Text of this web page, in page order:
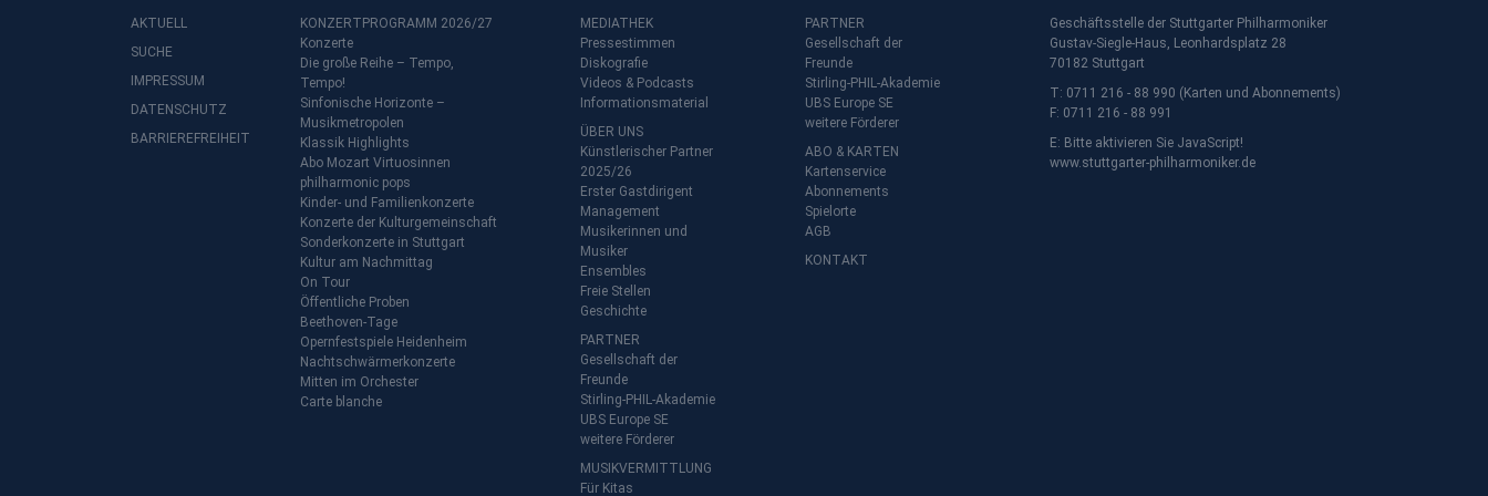
AKTUELL
SUCHE
IMPRESSUM
DATENSCHUTZ
BARRIEREFREIHEIT
KONZERTPROGRAMM 2026/27
Konzerte
Die große Reihe – Tempo,
Tempo!
Sinfonische Horizonte –
Musikmetropolen
Klassik Highlights
Abo Mozart Virtuosinnen
philharmonic pops
Kinder- und Familienkonzerte
Konzerte der Kulturgemeinschaft
Sonderkonzerte in Stuttgart
Kultur am Nachmittag
On Tour
Öffentliche Proben
Beethoven-Tage
Opernfestspiele Heidenheim
Nachtschwärmerkonzerte
Mitten im Orchester
Carte blanche
MEDIATHEK
Pressestimmen
Diskografie
Videos & Podcasts
Informationsmaterial
ÜBER UNS
Künstlerischer Partner
2025/26
Erster Gastdirigent
Management
Musikerinnen und
Musiker
Ensembles
Freie Stellen
Geschichte
PARTNER
Gesellschaft der
Freunde
Stirling-PHIL-Akademie
UBS Europe SE
weitere Förderer
MUSIKVERMITTLUNG
Für Kitas
PARTNER
Gesellschaft der
Freunde
Stirling-PHIL-Akademie
UBS Europe SE
weitere Förderer
ABO & KARTEN
Kartenservice
Abonnements
Spielorte
AGB
KONTAKT
Geschäftsstelle der Stuttgarter Philharmoniker
Gustav-Siegle-Haus, Leonhardsplatz 28
70182 Stuttgart
T: 0711 216 - 88 990 (Karten und Abonnements)
F: 0711 216 - 88 991
E: Bitte aktivieren Sie JavaScript!
www.stuttgarter-philharmoniker.de